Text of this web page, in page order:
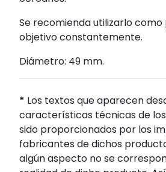
Se recomienda utilizarlo
objetivo constantemente.
Diámetro: 49 mm.
* Los textos que aparecen
características técnicas de
sido proporcionados por los
fabricantes de dichos
algún aspecto no se